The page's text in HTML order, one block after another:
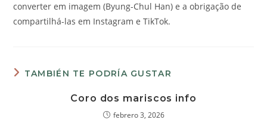
converter em imagem (Byung-Chul Han) e a obrigação de
compartilhá-las em Instagram e TikTok.
TAMBIÉN TE PODRÍA GUSTAR
Coro dos mariscos info
febrero 3, 2026